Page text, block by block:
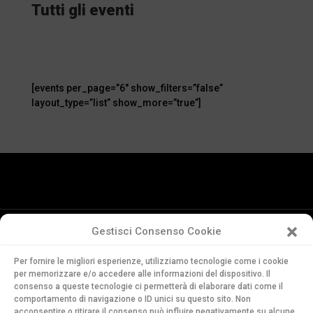
Gestisci Consenso Cookie
Per fornire le migliori esperienze, utilizziamo tecnologie come i cookie
per memorizzare e/o accedere alle informazioni del dispositivo. Il
consenso a queste tecnologie ci permetterà di elaborare dati come il
comportamento di navigazione o ID unici su questo sito. Non
Tutti gli eventi
[events per_page=”6″ show_filters=”false”
layout_type=”list” show_more=”true”]
della Svizzera Italiana
Via Soldino 9
CH-6900 Lugano